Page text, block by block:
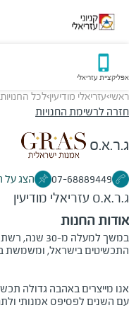
אפליקציית עזריאלי
ראשי>עזריאלי מודיעין>לכל החנויות
חזרה לרשימת החנויות
ג.ר.א.ס
07-68889449 הצג על
ג.ר.א.ס עזריאלי מודיעין
אודות החנות
במשך למעלה
התכשיטים בישראל, ומשמשת
אנו מייצרים באהבה גדולה
עם השנים לפסיפס אמנותי